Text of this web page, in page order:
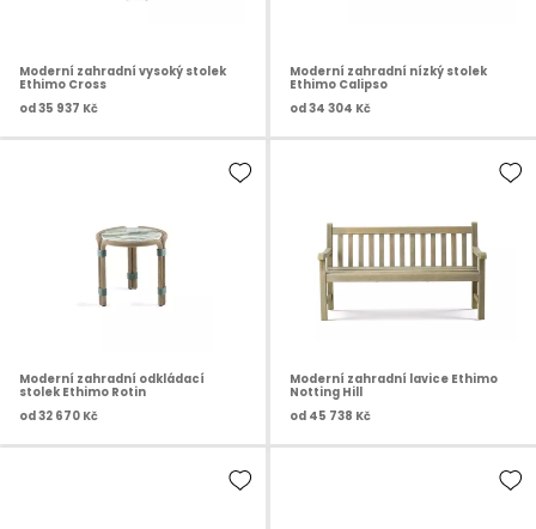
Moderní zahradní vysoký stolek
Ethimo Cross
od 35 937 Kč
Moderní zahradní nízký stolek
Ethimo Calipso
od 34 304 Kč
Moderní zahradní odkládací
stolek Ethimo Rotin
od32 670 Kč
Moderní zahradní lavice Ethimo
Notting Hill
od 45 738 Kč